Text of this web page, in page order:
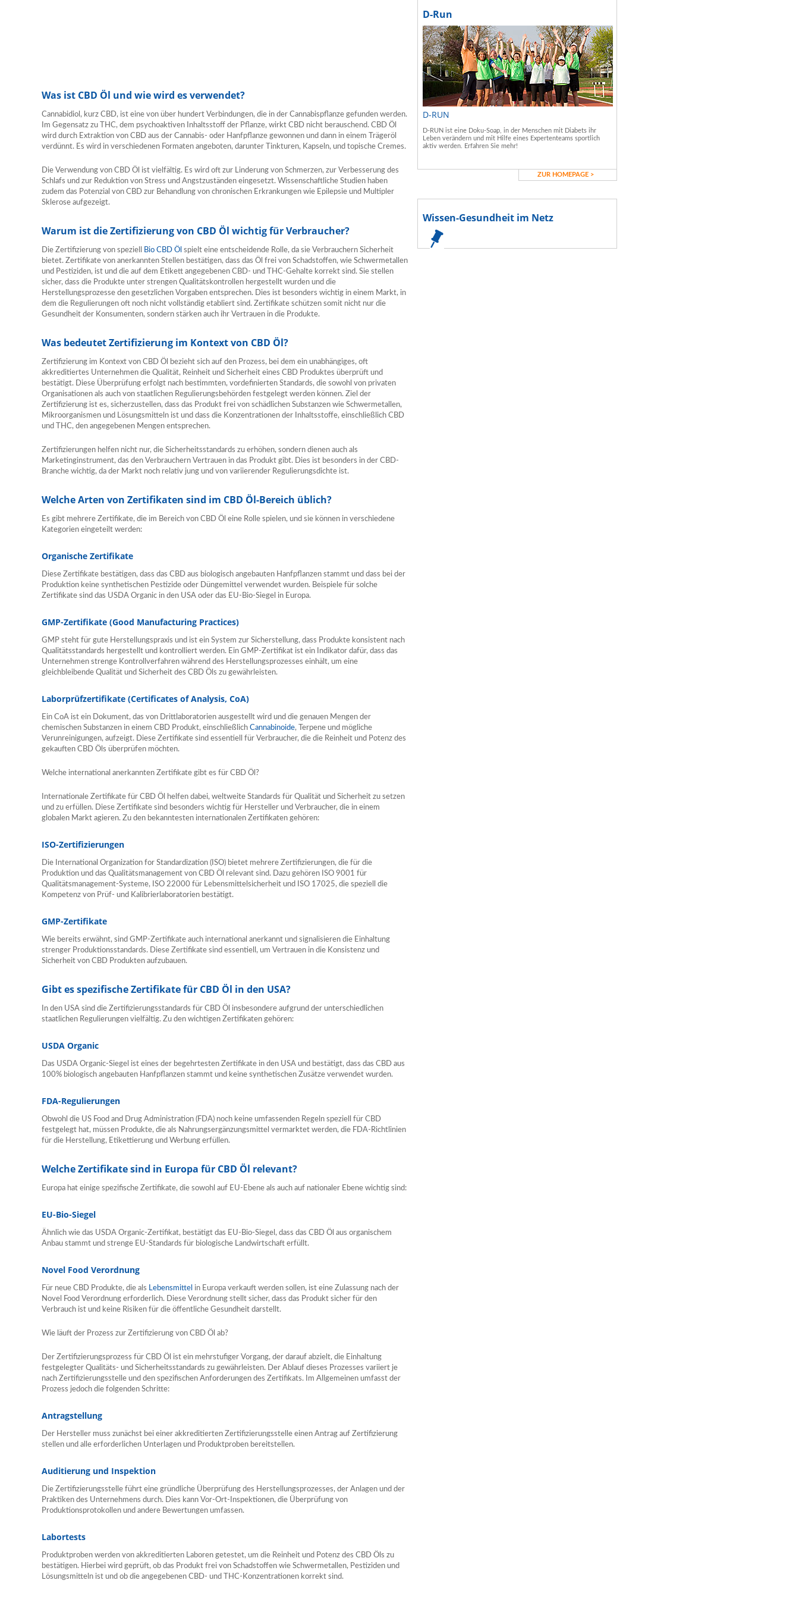
Was ist CBD Öl und wie wird es verwendet?
Cannabidiol, kurz CBD, ist eine von über hundert Verbindungen, die in der Cannabispflanze gefunden werden.
Im Gegensatz zu THC, dem psychoaktiven Inhaltsstoff der Pflanze, wirkt CBD nicht berauschend. CBD Öl
wird durch Extraktion von CBD aus der Cannabis- oder Hanfpflanze gewonnen und dann in einem Trägeröl
verdünnt. Es wird in verschiedenen Formaten angeboten, darunter Tinkturen, Kapseln, und topische Cremes.
Die Verwendung von CBD Öl ist vielfältig. Es wird oft zur Linderung von Schmerzen, zur Verbesserung des
Schlafs und zur Reduktion von Stress und Angstzuständen eingesetzt. Wissenschaftliche Studien haben
zudem das Potenzial von CBD zur Behandlung von chronischen Erkrankungen wie Epilepsie und Multipler
Sklerose aufgezeigt.
Warum ist die Zertifizierung von CBD Öl wichtig für Verbraucher?
Die Zertifizierung von speziell Bio CBD Öl spielt eine entscheidende Rolle, da sie Verbrauchern Sicherheit
bietet. Zertifikate von anerkannten Stellen bestätigen, dass das Öl frei von Schadstoffen, wie Schwermetallen
und Pestiziden, ist und die auf dem Etikett angegebenen CBD- und THC-Gehalte korrekt sind. Sie stellen
sicher, dass die Produkte unter strengen Qualitätskontrollen hergestellt wurden und die
Herstellungsprozesse den gesetzlichen Vorgaben entsprechen. Dies ist besonders wichtig in einem Markt, in
dem die Regulierungen oft noch nicht vollständig etabliert sind. Zertifikate schützen somit nicht nur die
Gesundheit der Konsumenten, sondern stärken auch ihr Vertrauen in die Produkte.
Was bedeutet Zertifizierung im Kontext von CBD Öl?
Zertifizierung im Kontext von CBD Öl bezieht sich auf den Prozess, bei dem ein unabhängiges, oft
akkreditiertes Unternehmen die Qualität, Reinheit und Sicherheit eines CBD Produktes überprüft und
bestätigt. Diese Überprüfung erfolgt nach bestimmten, vordefinierten Standards, die sowohl von privaten
Organisationen als auch von staatlichen Regulierungsbehörden festgelegt werden können. Ziel der
Zertifizierung ist es, sicherzustellen, dass das Produkt frei von schädlichen Substanzen wie Schwermetallen,
Mikroorganismen und Lösungsmitteln ist und dass die Konzentrationen der Inhaltsstoffe, einschließlich CBD
und THC, den angegebenen Mengen entsprechen.
Zertifizierungen helfen nicht nur, die Sicherheitsstandards zu erhöhen, sondern dienen auch als
Marketinginstrument, das den Verbrauchern Vertrauen in das Produkt gibt. Dies ist besonders in der CBD-
Branche wichtig, da der Markt noch relativ jung und von variierender Regulierungsdichte ist.
Welche Arten von Zertifikaten sind im CBD Öl-Bereich üblich?
Es gibt mehrere Zertifikate, die im Bereich von CBD Öl eine Rolle spielen, und sie können in verschiedene
Kategorien eingeteilt werden:
Organische Zertifikate
Diese Zertifikate bestätigen, dass das CBD aus biologisch angebauten Hanfpflanzen stammt und dass bei der
Produktion keine synthetischen Pestizide oder Düngemittel verwendet wurden. Beispiele für solche
Zertifikate sind das USDA Organic in den USA oder das EU-Bio-Siegel in Europa.
GMP-Zertifikate (Good Manufacturing Practices)
GMP steht für gute Herstellungspraxis und ist ein System zur Sicherstellung, dass Produkte konsistent nach
Qualitätsstandards hergestellt und kontrolliert werden. Ein GMP-Zertifikat ist ein Indikator dafür, dass das
Unternehmen strenge Kontrollverfahren während des Herstellungsprozesses einhält, um eine
gleichbleibende Qualität und Sicherheit des CBD Öls zu gewährleisten.
Laborprüfzertifikate (Certificates of Analysis, CoA)
Ein CoA ist ein Dokument, das von Drittlaboratorien ausgestellt wird und die genauen Mengen der
chemischen Substanzen in einem CBD Produkt, einschließlich Cannabinoide, Terpene und mögliche
Verunreinigungen, aufzeigt. Diese Zertifikate sind essentiell für Verbraucher, die die Reinheit und Potenz des
gekauften CBD Öls überprüfen möchten.
Welche international anerkannten Zertifikate gibt es für CBD Öl?
Internationale Zertifikate für CBD Öl helfen dabei, weltweite Standards für Qualität und Sicherheit zu setzen
und zu erfüllen. Diese Zertifikate sind besonders wichtig für Hersteller und Verbraucher, die in einem
globalen Markt agieren. Zu den bekanntesten internationalen Zertifikaten gehören:
ISO-Zertifizierungen
Die International Organization for Standardization (ISO) bietet mehrere Zertifizierungen, die für die
Produktion und das Qualitätsmanagement von CBD Öl relevant sind. Dazu gehören ISO 9001 für
Qualitätsmanagement-Systeme, ISO 22000 für Lebensmittelsicherheit und ISO 17025, die speziell die
Kompetenz von Prüf- und Kalibrierlaboratorien bestätigt.
GMP-Zertifikate
Wie bereits erwähnt, sind GMP-Zertifikate auch international anerkannt und signalisieren die Einhaltung
strenger Produktionsstandards. Diese Zertifikate sind essentiell, um Vertrauen in die Konsistenz und
Sicherheit von CBD Produkten aufzubauen.
Gibt es spezifische Zertifikate für CBD Öl in den USA?
In den USA sind die Zertifizierungsstandards für CBD Öl insbesondere aufgrund der unterschiedlichen
staatlichen Regulierungen vielfältig. Zu den wichtigen Zertifikaten gehören:
USDA Organic
Das USDA Organic-Siegel ist eines der begehrtesten Zertifikate in den USA und bestätigt, dass das CBD aus
100% biologisch angebauten Hanfpflanzen stammt und keine synthetischen Zusätze verwendet wurden.
FDA-Regulierungen
Obwohl die US Food and Drug Administration (FDA) noch keine umfassenden Regeln speziell für CBD
festgelegt hat, müssen Produkte, die als Nahrungsergänzungsmittel vermarktet werden, die FDA-Richtlinien
für die Herstellung, Etikettierung und Werbung erfüllen.
Welche Zertifikate sind in Europa für CBD Öl relevant?
Europa hat einige spezifische Zertifikate, die sowohl auf EU-Ebene als auch auf nationaler Ebene wichtig sind:
EU-Bio-Siegel
Ähnlich wie das USDA Organic-Zertifikat, bestätigt das EU-Bio-Siegel, dass das CBD Öl aus organischem
Anbau stammt und strenge EU-Standards für biologische Landwirtschaft erfüllt.
Novel Food Verordnung
Für neue CBD Produkte, die als Lebensmittel in Europa verkauft werden sollen, ist eine Zulassung nach der
Novel Food Verordnung erforderlich. Diese Verordnung stellt sicher, dass das Produkt sicher für den
Verbrauch ist und keine Risiken für die öffentliche Gesundheit darstellt.
Wie läuft der Prozess zur Zertifizierung von CBD Öl ab?
Der Zertifizierungsprozess für CBD Öl ist ein mehrstufiger Vorgang, der darauf abzielt, die Einhaltung
festgelegter Qualitäts- und Sicherheitsstandards zu gewährleisten. Der Ablauf dieses Prozesses variiert je
nach Zertifizierungsstelle und den spezifischen Anforderungen des Zertifikats. Im Allgemeinen umfasst der
Prozess jedoch die folgenden Schritte:
Antragstellung
Der Hersteller muss zunächst bei einer akkreditierten Zertifizierungsstelle einen Antrag auf Zertifizierung
stellen und alle erforderlichen Unterlagen und Produktproben bereitstellen.
Auditierung und Inspektion
Die Zertifizierungsstelle führt eine gründliche Überprüfung des Herstellungsprozesses, der Anlagen und der
Praktiken des Unternehmens durch. Dies kann Vor-Ort-Inspektionen, die Überprüfung von
Produktionsprotokollen und andere Bewertungen umfassen.
Labortests
Produktproben werden von akkreditierten Laboren getestet, um die Reinheit und Potenz des CBD Öls zu
bestätigen. Hierbei wird geprüft, ob das Produkt frei von Schadstoffen wie Schwermetallen, Pestiziden und
Lösungsmitteln ist und ob die angegebenen CBD- und THC-Konzentrationen korrekt sind.
D-Run
D-RUN
D-RUN ist eine Doku-Soap, in der Menschen mit Diabets ihr
Leben verändern und mit Hilfe eines Expertenteams sportlich
aktiv werden. Erfahren Sie mehr!
ZUR HOMEPAGE >
Wissen-Gesundheit im Netz